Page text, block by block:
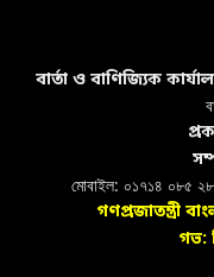
বার্তা ও বাণিজ্যিক
মোবাইল: ০১৭১৪ ০৮৫
গণপ্রজাতন্ত্রী
গভ: